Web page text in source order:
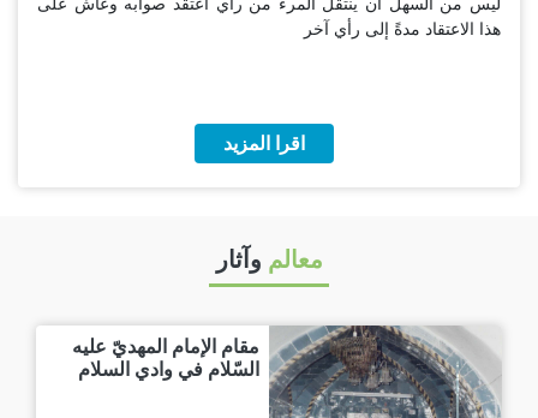
ليس من السهل أن ينتقل المرء من رأي اعتقد صوابه وعاش على
هذا الاعتقاد مدةً إلى رأي آخر
اقرا المزيد
معالم وآثار
مقام الإمام المهديّ عليه
السّلام في وادي السلام